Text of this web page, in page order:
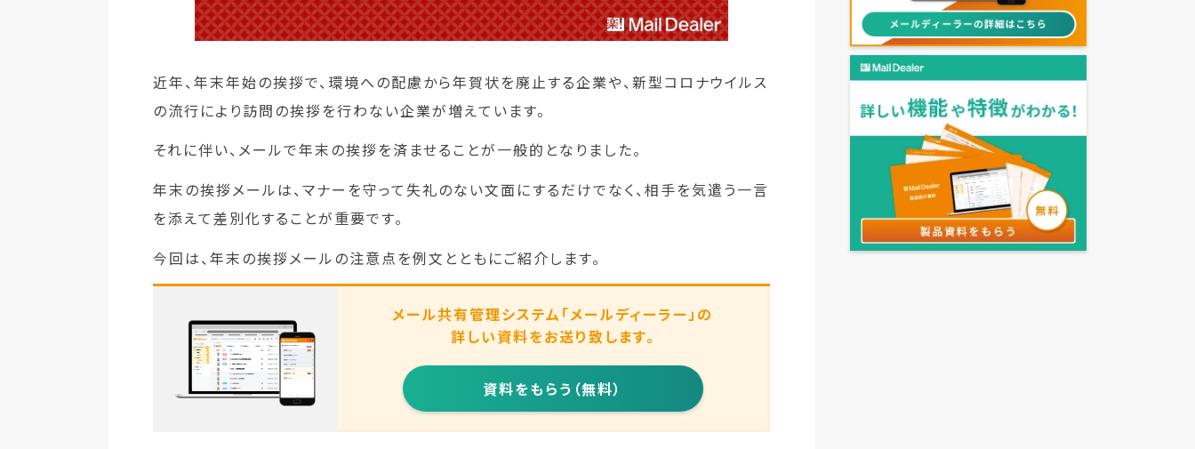
近年、年末年始の挨拶で、環境への配慮から年賀状を廃止する企業や、新型コロナウイルス
の流行により訪問の挨拶を行わない企業が増えています。
それに伴い、メールで年末の挨拶を済ませることが一般的となりました。
年末の挨拶メールは、マナーを守って失礼のない文面にするだけでなく、相手を気遣う一言
を添えて差別化することが重要です。
今回は、年末の挨拶メールの注意点を例文とともにご紹介します。
メール共有管理システム 「メールディーラー」の
詳しい資料をお送り致します。
資料をもらう（無料）